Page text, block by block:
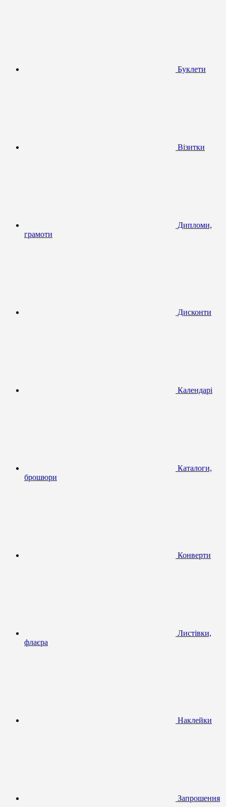
Буклети
Візитки
Дипломи,
грамоти
Дисконти
Календарі
Каталоги,
брошюри
Конверти
Листівки,
флаєра
Наклейки
Запрошення